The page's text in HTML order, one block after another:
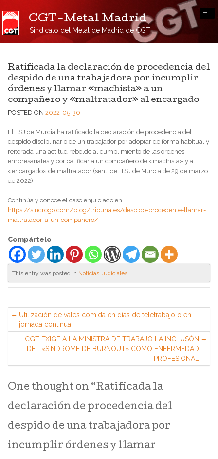
CGT-Metal Madrid
Sindicato del Metal de Madrid de CGT
-
Ratificada la declaración de procedencia del
despido de una trabajadora por incumplir
órdenes y llamar «machista» a un
compañero y «maltratador» al encargado
POSTED ON 2022-05-30
El TSJ de Murcia ha ratificado la declaración de procedencia del
despido disciplinario de un trabajador por adoptar de forma habitual y
reiterada una actitud rebelde al cumplimiento de las ordenes
empresariales y por calificar a un compañero de «machista» y al
«encargado» de maltratador (sent. del TSJ de Murcia de 29 de marzo
de 2022).
Continúa y conoce el caso enjuiciado en:
https://sincrogo.com/blog/tribunales/despido-procedente-llamar-
maltratador-a-un-companero/
Compártelo
This entry was posted in Noticias Judiciales.
Utilización de vales comida en días de teletrabajo o en
jornada continua
CGT EXIGE A LA MINISTRA DE TRABAJO LA INCLUSÓN
DEL «SINDROME DE BURNOUT» COMO ENFERMEDAD
PROFESIONAL
One thought on “Ratificada la
declaración de procedencia del
despido de una trabajadora por
incumplir órdenes y llamar